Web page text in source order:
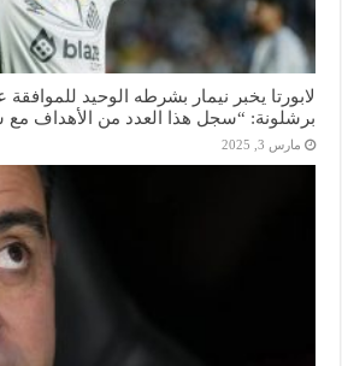
لابورتا يخبر نيمار بشرطه الوحيد
برشلونة: “سجل هذا العدد من الأهداف
مارس 3, 2025